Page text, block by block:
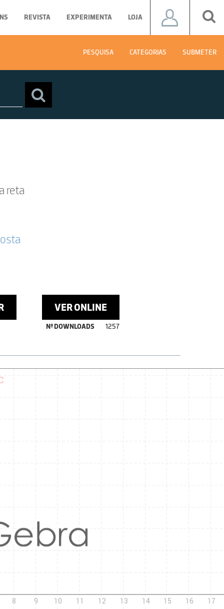
REVISTA EXPERIMENTA LOJA
PESQUISA CATEGORIAS SUBMETER
reta
VER ONLINE
Nº DOWNLOADS 1257